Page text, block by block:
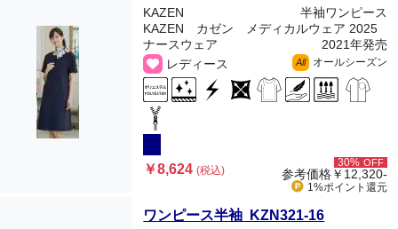
KAZEN
半袖ワンピース
KAZEN カゼン メディカルウェア 2025
ナースウェア
2021年発売
レディース
All オールシーズン
￥8,624(税込)
30% OFF
参考価格￥12,320-
1%ポイント 還元
ワンピース半袖 KZN321-16